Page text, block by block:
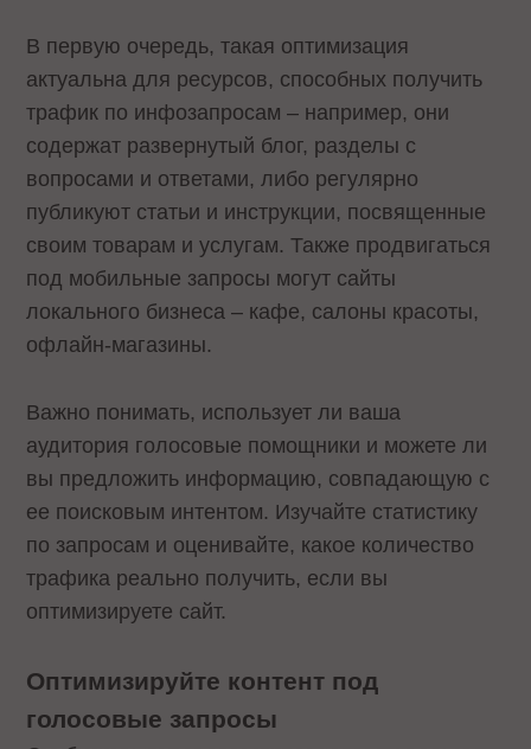
В первую очередь, такая оптимизация
актуальна для ресурсов, способных получить
трафик по инфозапросам – например, они
содержат развернутый блог, разделы с
вопросами и ответами, либо регулярно
публикуют статьи и инструкции, посвященные
своим товарам и услугам. Также продвигаться
под мобильные запросы могут сайты
локального бизнеса – кафе, салоны красоты,
офлайн-магазины.
Важно понимать, использует ли ваша
аудитория голосовые помощники и можете ли
вы предложить информацию, совпадающую с
ее поисковым интентом. Изучайте статистику
по запросам и оценивайте, какое количество
трафика реально получить, если вы
оптимизируете сайт.
Оптимизируйте контент под
голосовые запросы